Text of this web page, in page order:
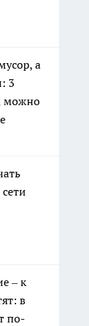
а
3
можно
– к
в
по-